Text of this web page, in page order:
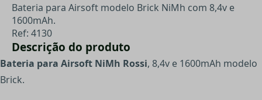
Bateria para Airsoft modelo Brick NiMh com 8,4v e
1600mAh.
Ref: 4130
Descrição do produto
Bateria para Airsoft NiMh Rossi, 8,4v e 1600mAh modelo
Brick.